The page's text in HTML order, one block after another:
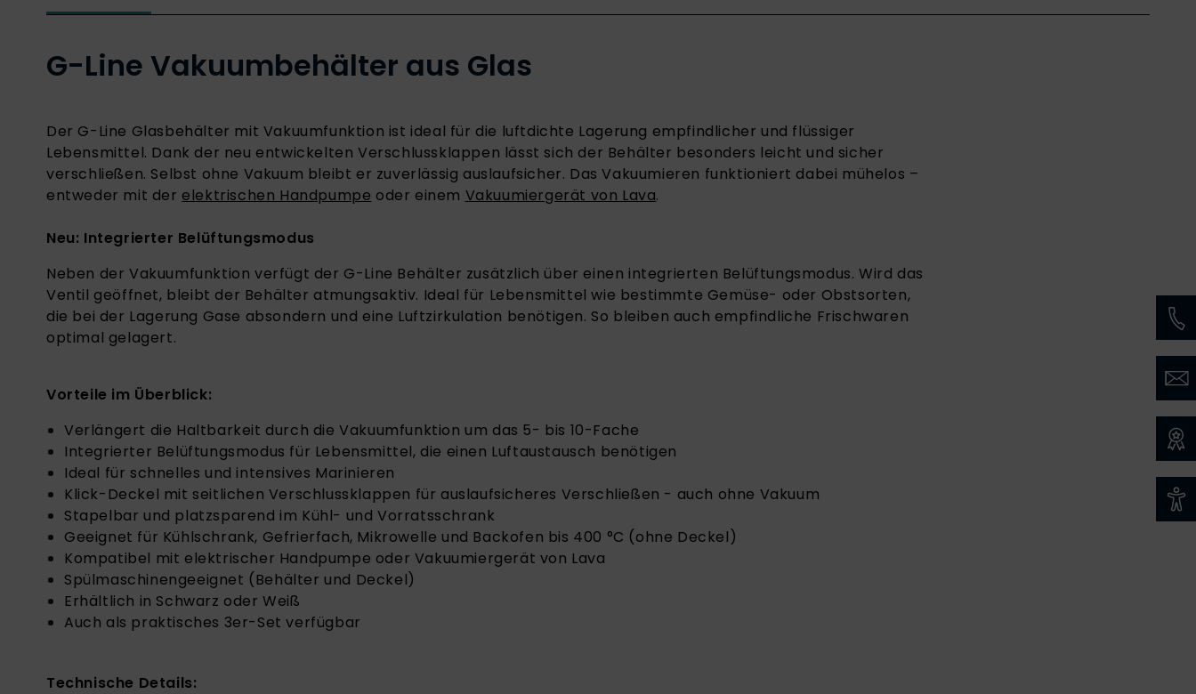
G-Line Vakuumbehälter aus Glas
Der G-Line Glasbehälter mit Vakuumfunktion ist ideal für die luftdichte Lagerung empfindlicher und flüssiger
Lebensmittel. Dank der neu entwickelten Verschlussklappen lässt sich der Behälter besonders leicht und sicher
verschließen. Selbst ohne Vakuum bleibt er zuverlässig auslaufsicher. Das Vakuumieren funktioniert dabei mühelos –
entweder mit der elektrischen Handpumpe oder einem Vakuumiergerät von Lava.
Neu: Integrierter Belüftungsmodus
Neben der Vakuumfunktion verfügt der G-Line Behälter zusätzlich über einen integrierten Belüftungsmodus. Wird das
Ventil geöffnet, bleibt der Behälter atmungsaktiv. Ideal für Lebensmittel wie bestimmte Gemüse- oder Obstsorten,
die bei der Lagerung Gase absondern und eine Luftzirkulation benötigen. So bleiben auch empfindliche Frischwaren
optimal gelagert.
Vorteile im Überblick:
Verlängert die Haltbarkeit durch die Vakuumfunktion um das 5- bis 10-Fache
Integrierter Belüftungsmodus für Lebensmittel, die einen Luftaustausch benötigen
Ideal für schnelles und intensives Marinieren
Klick-Deckel mit seitlichen Verschlussklappen für auslaufsicheres Verschließen - auch ohne Vakuum
Stapelbar und platzsparend im Kühl- und Vorratsschrank
Geeignet für Kühlschrank, Gefrierfach, Mikrowelle und Backofen bis 400 °C (ohne Deckel)
Kompatibel mit elektrischer Handpumpe oder Vakuumiergerät von Lava
Spülmaschinengeeignet (Behälter und Deckel)
Erhältlich in Schwarz oder Weiß
Auch als praktisches 3er-Set verfügbar
Technische Details: